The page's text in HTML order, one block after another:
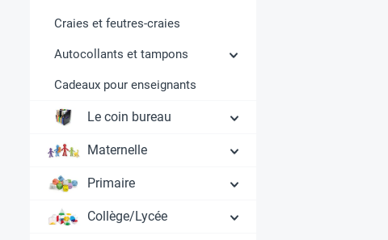
Craies et feutres-craies
Autocollants et tampons
Cadeaux pour enseignants
Le coin bureau
Maternelle
Primaire
Collège/Lycée